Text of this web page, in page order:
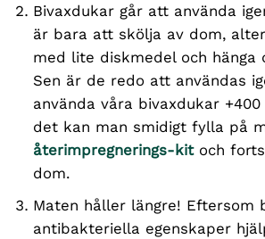
Bivaxdukar går att använda
är bara att skölja av dom,
med lite diskmedel och hänga
Sen är de redo att användas
använda våra bivaxdukar +400
det kan man smidigt fylla på
återimpregnerings-kitoch
dom.
Maten håller längre! Eftersom
antibakteriella egenskaper